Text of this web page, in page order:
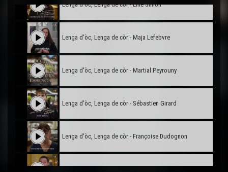
Lenga d'òc, Lenga de còr - Line Simon
Lenga d'òc, Lenga de còr - Maja Lefebvre
Lenga d'òc, Lenga de còr - Martial Peyrouny
Lenga d'òc, Lenga de còr - Sébastien Girard
Lenga d'òc, Lenga de còr - Françoise Dudognon